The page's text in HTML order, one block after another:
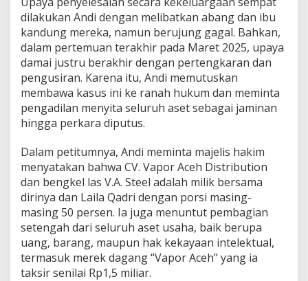
dilakukan Andi dengan melibatkan abang dan ibu
kandung mereka, namun berujung gagal. Bahkan,
dalam pertemuan terakhir pada Maret 2025, upaya
damai justru berakhir dengan pertengkaran dan
pengusiran. Karena itu, Andi memutuskan
membawa kasus ini ke ranah hukum dan meminta
pengadilan menyita seluruh aset sebagai jaminan
hingga perkara diputus.
Dalam petitumnya, Andi meminta majelis hakim
menyatakan bahwa CV. Vapor Aceh Distribution
dan bengkel las V.A. Steel adalah milik bersama
dirinya dan Laila Qadri dengan porsi masing-
masing 50 persen. Ia juga menuntut pembagian
setengah dari seluruh aset usaha, baik berupa
uang, barang, maupun hak kekayaan intelektual,
termasuk merek dagang “Vapor Aceh” yang ia
taksir senilai Rp1,5 miliar.